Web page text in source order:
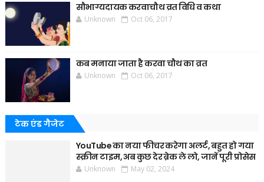
सौभाग्यदायक करवाचौथ व्रत विधि व कथा
Unknown Oct 06, 2017
कब मनाया जाता है करवा चौथ का व्रत
Unknown Oct 06, 2017
टेक एंड गैजेट
YouTube का नया फीचर करेगा अलर्ट, बहुत हो गया
स्क्रीन टाइम, अब कुछ देर ब्रेक ले लो, जानें पूरी प्रोसेस
Unknown May 02, 2024